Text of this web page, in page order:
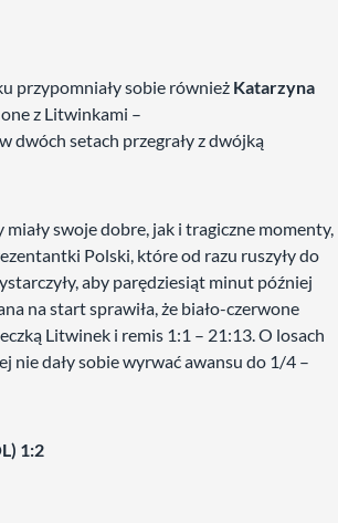
przypomniały sobie również Katarzyna
z Litwinkami –
dwóch setach przegrały z dwójką
miały swoje dobre, jak i tragiczne momenty,
Polski, które od razu ruszyły do
aby parędziesiąt minut później
na start sprawiła, że biało-czerwone
Litwinek i remis 1:1 – 21:13. O losach
nie dały sobie wyrwać awansu do 1/4 –
1:2